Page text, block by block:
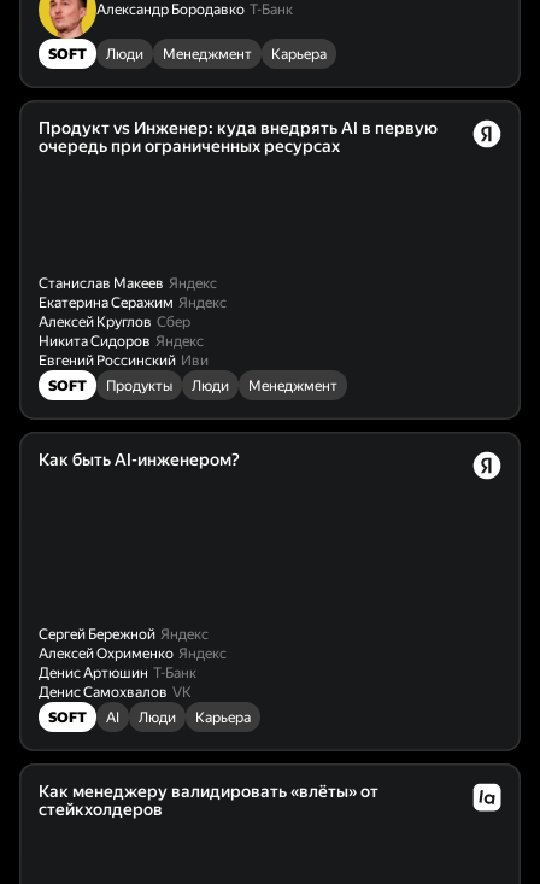
Александр Бородавко Т-Банк
SOFT Люди Менеджмент Карьера
Продукт vs Инженер: куда внедрять AI в первую
очередь при ограниченных ресурсах
Станислав Макеев Яндекс
Екатерина Серажим Яндекс
Алексей Круглов Сбер
Никита Сидоров Яндекс
Евгений Россинский Иви
SOFT
Продукты Люди Менеджмент
Как быть AI-инженером?
Сергей Бережной Яндекс
Алексей Охрименко Яндекс
Денис Артюшин Т-Банк
Денис Самохвалов VK
SOFT
AI Люди Карьера
Как менеджеру валидировать «влёты» от
стейкхолдеров